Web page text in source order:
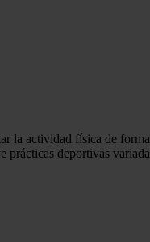
la actividad física de
deportivas